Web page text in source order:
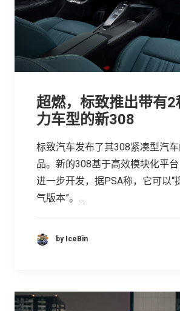
超燃，标致推出带有
力车型的新308
标致汽车发布了其308紧凑型汽
品。新的308基于高效模块化平
进一步开发，据PSA称，它可以“
气版本”。…
by IceBin